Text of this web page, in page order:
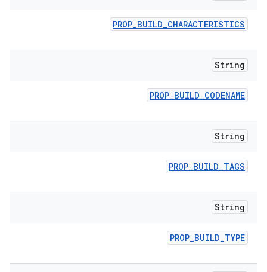
PROP_BUILD_CHARACTERISTICS
String
PROP_BUILD_CODENAME
String
PROP_BUILD_TAGS
String
PROP_BUILD_TYPE